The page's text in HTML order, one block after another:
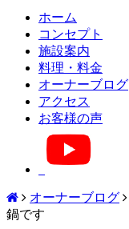
ホーム
コンセプト
施設案内
料理・料金
オーナーブログ
アクセス
お客様の声
オーナーブログ
鍋です